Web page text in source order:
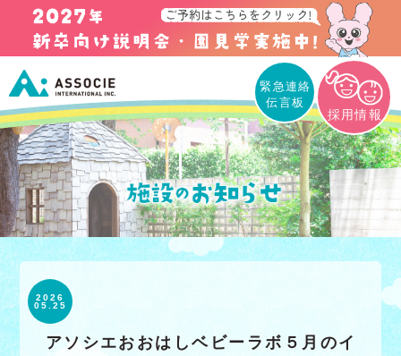
採用情報
緊急連絡
伝言板
2026
05.25
アソシエおおはしベビーラボ５月のイ